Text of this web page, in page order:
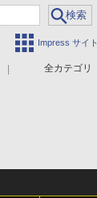
Impress サイト
全カテゴリ